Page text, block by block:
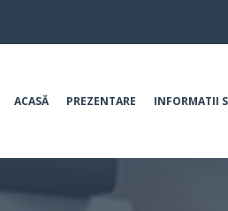
ACASĂ PREZENTARE INFORMATII